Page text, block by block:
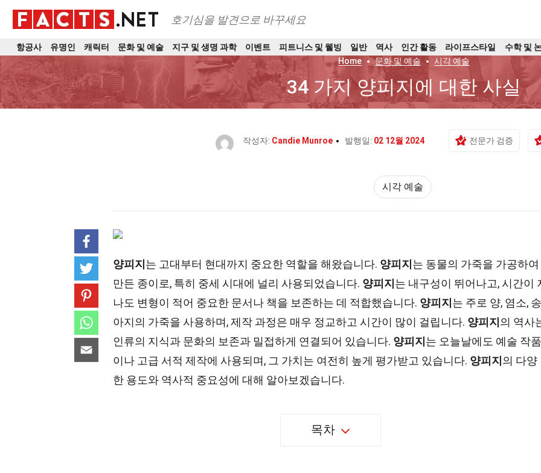
호기심을 발견으로 바꾸세요
항공사 유명인 캐릭터 문화 및 예술 지구 및 생명 과학 이벤트 피트니스 및 웰빙 일반 역사 인간 활동 라이프스타일
수학 및
Home
문화 및 예술 시각 예술
34 가지 양피지에 대한 사실
작성자: Candie Munroe 발행일: 02 12월 2024 전문가 검증
시각 예술
양피지 는 고대부터 현대까지 중요한 역할을 해왔습니다. 양피지 는 동물의 가죽을 가공하여
만든 종이로, 특히 중세 시대에 널리 사용되었습니다. 양피지 는 내구성이 뛰어나고, 시간이
나도 변형이 적어 중요한 문서나 책을 보존하는 데 적합했습니다. 양피지 는 주로 양, 염소, 송
아지의 가죽을 사용하며, 제작 과정은 매우 정교하고 시간이 많이 걸립니다. 양피지 의 역사
인류의 지식과 문화의 보존과 밀접하게 연결되어 있습니다. 양피지 는 오늘날에도 예술 작품
이나 고급 서적 제작에 사용되며, 그 가치는 여전히 높게 평가받고 있습니다. 양피지 의 다양
한 용도와 역사적 중요성에 대해 알아보겠습니다.
목차